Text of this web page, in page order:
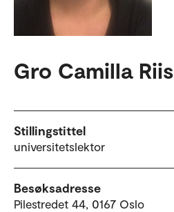
Gro Camilla Riis
Stillingstittel
universitetslektor
Besøksadresse
Pilestredet 44, 0167 Oslo